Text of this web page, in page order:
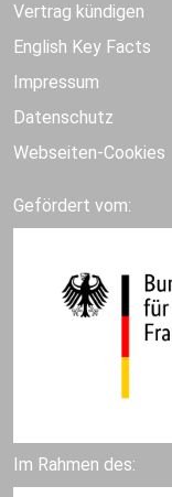
Vertrag kündigen
English Key Facts
Impressum
Datenschutz
Webseiten-Cookies
Gefördert vom:
Im Rahmen des: